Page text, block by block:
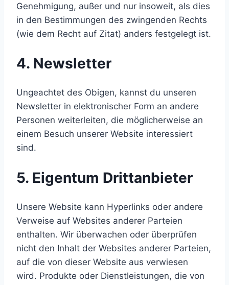
Genehmigung, außer und nur insoweit, als dies
in den Bestimmungen des zwingenden Rechts
(wie dem Recht auf Zitat) anders festgelegt ist.
4. Newsletter
Ungeachtet des Obigen, kannst du unseren
Newsletter in elektronischer Form an andere
Personen weiterleiten, die möglicherweise an
einem Besuch unserer Website interessiert
sind.
5. Eigentum Drittanbieter
Unsere Website kann Hyperlinks oder andere
Verweise auf Websites anderer Parteien
enthalten. Wir überwachen oder überprüfen
nicht den Inhalt der Websites anderer Parteien,
auf die von dieser Website aus verwiesen
wird. Produkte oder Dienstleistungen, die von